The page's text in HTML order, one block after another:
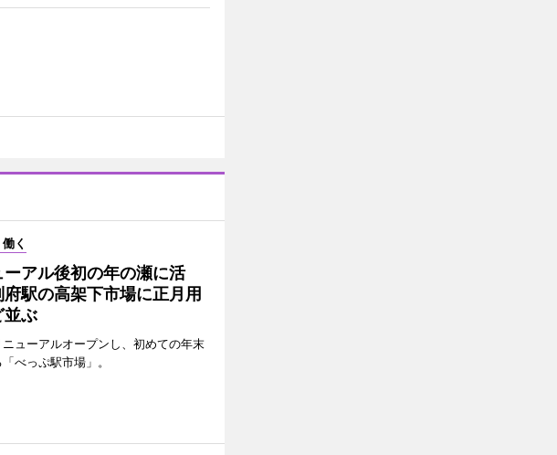
く
ーアル後初の年の瀬に活
駅の高架下市場に正月用
並ぶ
ューアルオープンし、初めての年末
べっぷ駅市場」。